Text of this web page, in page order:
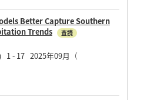
Better Capture Southern
Trends
査読
1 - 17 2025年09月 （